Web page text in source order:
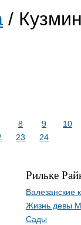
/
8 9
10
23 24
Рильке
Валезанские
Жизнь девы
Сады